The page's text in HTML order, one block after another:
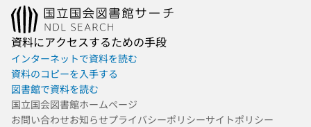
資料にアクセスするための手段
インターネットで資料を読む
資料のコピーを入手する
図書館で資料を読む
国立国会図書館ホームページ
お問い合わせお知らせプライバシーポリシーサイトポリシー